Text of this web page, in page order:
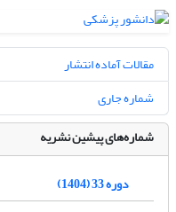
مقالات آماده انتشار
شماره جاری
شماره‌های پیشین نشریه
دوره 33 (1404)